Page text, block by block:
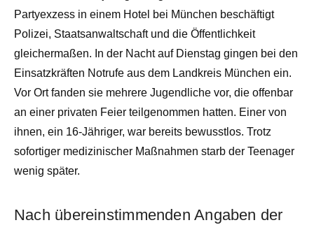
Partyexzess in einem Hotel bei München beschäftigt
Polizei, Staatsanwaltschaft und die Öffentlichkeit
gleichermaßen. In der Nacht auf Dienstag gingen bei den
Einsatzkräften Notrufe aus dem Landkreis München ein.
Vor Ort fanden sie mehrere Jugendliche vor, die offenbar
an einer privaten Feier teilgenommen hatten. Einer von
ihnen, ein 16-Jähriger, war bereits bewusstlos. Trotz
sofortiger medizinischer Maßnahmen starb der Teenager
wenig später.
Nach übereinstimmenden Angaben der